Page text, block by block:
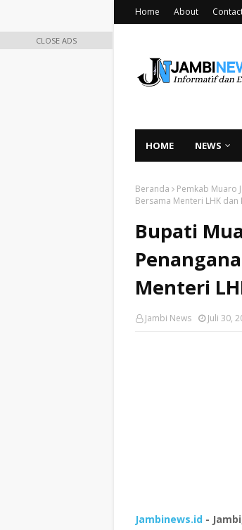
Home About
HOME NEWS
Beranda Pemkab Muaro
Bersama Menteri LHK dan
Bupati
Menteri
Jambi News Juli 30,
Jambinews.id -
CLOSE ADS